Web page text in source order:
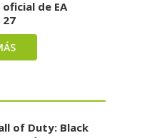
de EA
27
of Duty: Black